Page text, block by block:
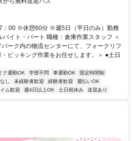
：00 ※休憩60分 ※週5日（平日のみ）勤務
イト・パート 職種：倉庫作業スタッフ ＜
ーク内の物流センターにて、フォークリフ
ピッキング作業をお任せします。＞ ●土日
ク通勤OK 学歴不問 車通勤OK
固定時間制
し 未経験者歓迎 経験者歓迎
週払いOK
ム歓迎 週4日以上OK 土日祝休み 送迎あり